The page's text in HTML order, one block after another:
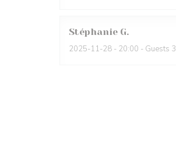
Stéphanie G
2025-11-28 - 20:00 - Guests 3